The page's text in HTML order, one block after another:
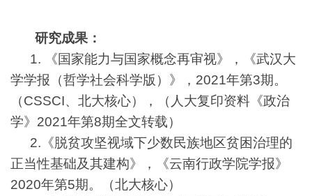
研究成果：
1. 《国家能力与国家概念再审视》，《武汉大
学学报（哲学社会科学版）》，2021年第3期。
（CSSCI、北大核心），（人大复印资料《政治
学》2021年第8期全文转载）
2.《脱贫攻坚视域下少数民族地区贫困治理的
正当性基础及其建构》，《云南行政学院学报》
2020年第5期。（北大核心）